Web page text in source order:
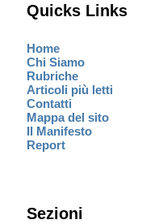
Quicks Links
Home
Chi Siamo
Rubriche
Articoli più letti
Contatti
Mappa del sito
Il Manifesto
Report
Sezioni